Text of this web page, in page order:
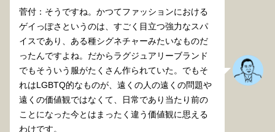
菅付：そうですね。かつてファッションにおける
ゲイっぽさというのは、すごく目立つ強力なスパ
イスであり、ある種シグネチャーみたいなものだ
ったんですよね。だからラグジュアリーブランド
でもそういう服がたくさん作られていた。でもそ
れはLGBTQ的なものが、遠くの人の遠くの問題や
遠くの価値観ではなくて、日常であり当たり前の
ことになった今とはまったく違う価値観に思える
わけです。